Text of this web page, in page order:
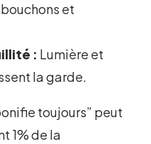
et
: Lumière et
la garde.
toujours” peut
1% de la